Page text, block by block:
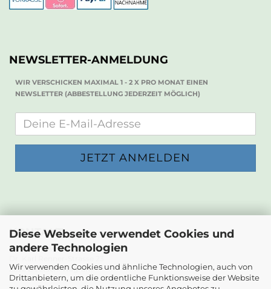
Diese Webseite verwendet Cookies und
andere Technologien
Wir verwenden Cookies und ähnliche Technologien, auch von
Drittanbietern, um die ordentliche Funktionsweise der Website
NEWSLETTER-ANMELDUNG
WIR VERSCHICKEN MAXIMAL 1 - 2 X PRO MONAT EINEN
NEWSLETTER (ABBESTELLUNG JEDERZEIT MÖGLICH)
KONTAKT
Die Papierwerkstatt
2232 Deutsch-Wagram